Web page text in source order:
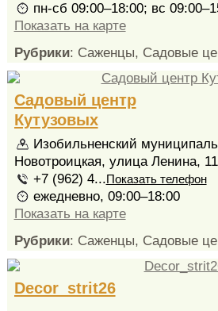
пн-сб 09:00–18:00; вс
Показать на карте
Рубрики: Саженцы, Садовые
Садовый центр
Кутузовых
Изобильненский
Новотроицкая, улица Ленина, 11
+7 (962) 4...Показать телефон
ежедневно, 09:00–18:00
Показать на карте
Рубрики: Саженцы, Садовые
Decor_strit26